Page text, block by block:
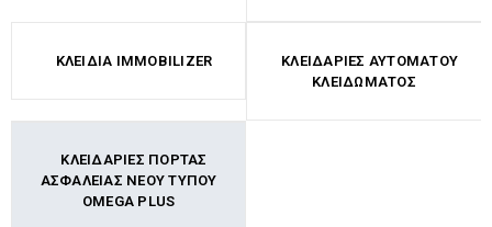
ΚΛΕΙΔΙΆ IMMOBILIZER
ΚΛΕΙΔΑΡΙΈΣ ΑΥΤΌΜΑΤΟΥ
ΚΛΕΙΔΏΜΑΤΟΣ
ΚΛΕΙΔΑΡΙΈΣ ΠΌΡΤΑΣ
ΑΣΦΑΛΕΊΑΣ ΝΈΟΥ ΤΎΠΟΥ
OMEGA PLUS